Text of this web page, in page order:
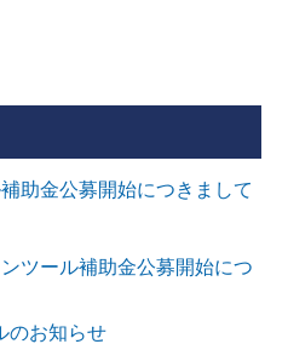
助金公募開始につきまして
ツール補助金公募開始につ
のお知らせ